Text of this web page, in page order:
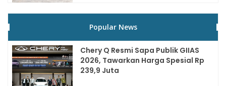
Popular News
Chery Q Resmi Sapa Publik GIIAS
2026, Tawarkan Harga Spesial Rp
239,9 Juta